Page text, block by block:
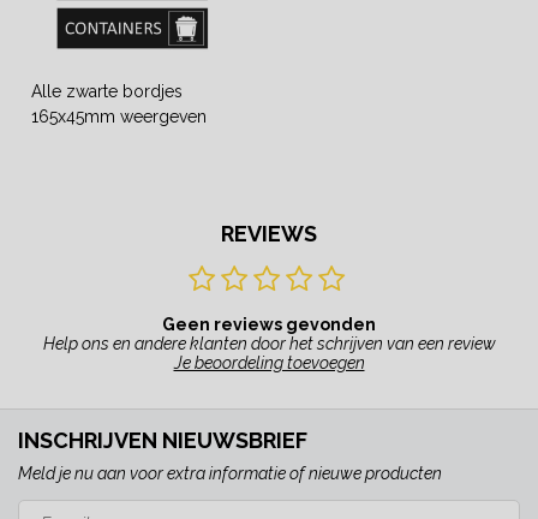
Alle zwarte bordjes
165x45mm weergeven
REVIEWS
Geen reviews gevonden
Help ons en andere klanten door het schrijven van een review
Je beoordeling toevoegen
INSCHRIJVEN NIEUWSBRIEF
Meld je nu aan voor extra informatie of nieuwe producten